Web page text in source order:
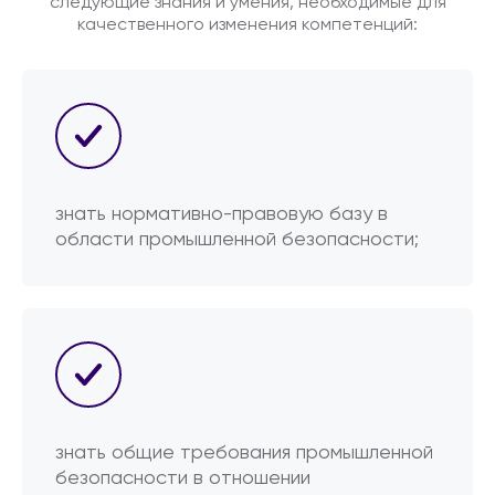
строительства, реконструкции, капитального
ремонта, технического перевооружения,
строительного контроля при осуществлении
строительства, реконструкции и капитального
ремонта опасных производственных объектов.
качественного изменения компетенций:
знать нормативно-правовую базу в
области промышленной безопасности;
знать общие требования промышленной
безопасности в отношении